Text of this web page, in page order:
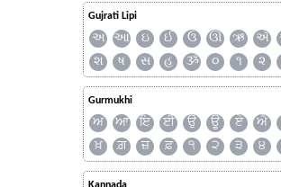
Gujrati Lipi
અ આ ઇ ઈ ઉ ઊ ઋ ઍ
શ
ષ સ હ ૐ ૦ ૧ ૨
Gurmukhi
ਅ ਆ ਇ ਈ ਉ ਊ ਏ ਐ
ਖ਼
ਗ਼ ਜ਼ ਫ਼ ੧ ੨ ੩ ੪